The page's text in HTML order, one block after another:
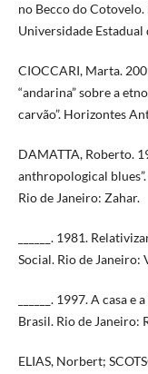
no Becco do
Universidade Estadual
CIOCCARI, Marta.
“andarina” sobre a
carvão”. Horizontes
DAMATTA, Roberto.
anthropological
Rio de Janeiro: Zahar.
______. 1981.
Social. Rio de Janeiro:
______. 1997. A casa
Brasil. Rio de Janeiro:
ELIAS, Norbert;